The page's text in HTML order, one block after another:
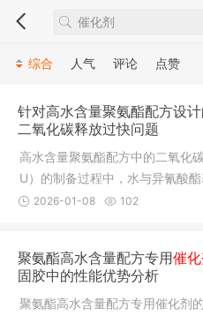
综合 人气 评论 点赞
针对高水含量聚氨酯配方设
二氧化碳释放过快问题
高水含量聚氨酯配方中的二氧化
U）的制备过程中，水与异氰酸
放出大
2026-01-08 102
聚氨酯高水含量配方专用催
固胶中的性能优势分析
聚氨酯高水含量配方专用催化剂